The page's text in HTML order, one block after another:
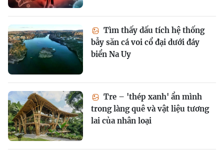
Tìm thấy dấu tích hệ thống
bẫy săn cá voi cổ đại dưới đáy
biển Na Uy
Tre – 'thép xanh' ẩn mình
trong làng quê và vật liệu tương
lai của nhân loại